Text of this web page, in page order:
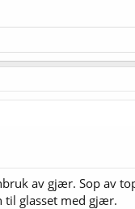
av gjær. Sop av
til glasset med gjær.